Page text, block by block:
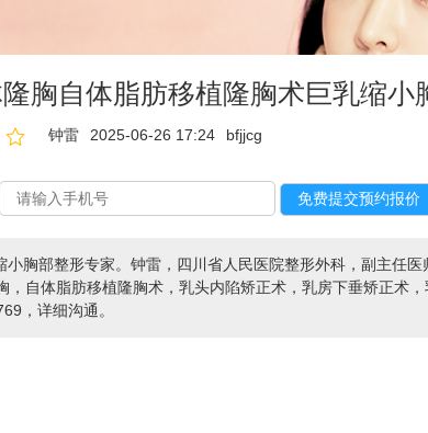
胸自体脂肪移植隆胸术巨乳缩小
钟雷 2025-06-26 17:24 bfjjcg
胸部整形专家。钟雷，四川省人民医院整形外科，副主任
自体脂肪移植隆胸术，乳头内陷矫正术，乳房下垂矫正术
，详细沟通。